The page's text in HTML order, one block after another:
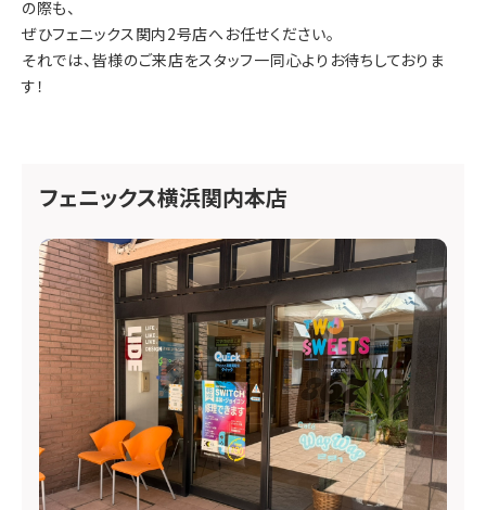
の際も、
ぜひフェニックス関内2号店へお任せください。
それでは、皆様のご来店をスタッフ一同心よりお待ちしておりま
す！
フェニックス横浜関内本店